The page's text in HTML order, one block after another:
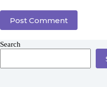
Post Comment
Search